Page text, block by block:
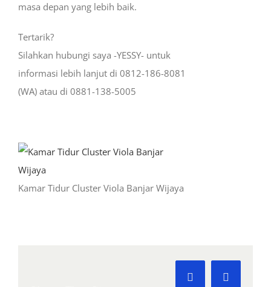
masa depan yang lebih baik.
Tertarik?
Silahkan hubungi saya -YESSY- untuk
informasi lebih lanjut di 0812-186-8081
(WA) atau di 0881-138-5005
Kamar Tidur Cluster Viola Banjar Wijaya
Facebook
X